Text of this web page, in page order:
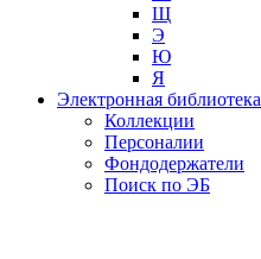
Щ
Э
Ю
Я
Электронная библиотека
Коллекции
Персоналии
Фондодержатели
Поиск по ЭБ